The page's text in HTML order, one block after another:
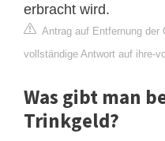
erbracht wird.
Antrag auf Entfernung der
vollständige Antwort auf ihre-
Was gibt man
Trinkgeld?